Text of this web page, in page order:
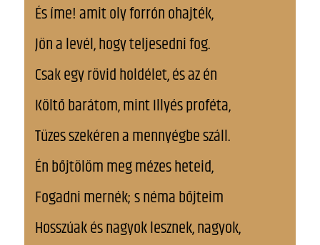
És íme! amit oly forrón ohajték,
Jön a levél, hogy teljesedni fog.
Csak egy rövid holdélet, és az én
Költő barátom, mint Illyés proféta,
Tüzes szekéren a mennyégbe száll.
Én bőjtölöm meg mézes heteid,
Fogadni mernék; s néma bőjteim
Hosszúak és nagyok lesznek, nagyok,